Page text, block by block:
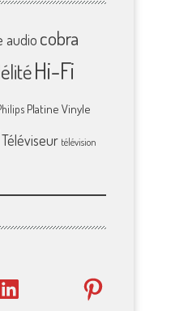
audio cobra
Hi-Fi
Platine Vinyle
Téléviseur télévision
LinkedIn Pinterest